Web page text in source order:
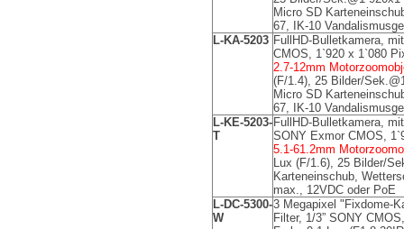
Micro SD
67, IK-10
L-KA-5203 FullHD-Bulletkamera,
CMOS, 1`920 x 1`080
2.7-12mm
(F/1.4), 25 Bilder/
Micro SD
67, IK-10
L-KE-5203-
T
FullHD-Bulletkamera,
SONY Exmor CMOS,
5.1-61.2mm
Lux (F/1.6), 25 Bilder/
Karteneinschub,
max., 12VDC oder PoE
L-DC-5300-
W
3 Megapixel "Fixdome-
Filter, 1/3” SONY